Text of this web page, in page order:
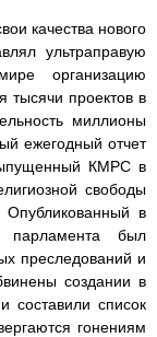
качества нового
ультраправую
организацию
тысячи проектов в
миллионы
ежегодный отчет
КМРС в
свободы
в
парламента был
преследований и
создании в
составили список
гонениям